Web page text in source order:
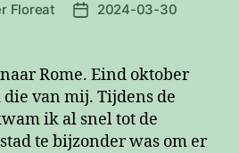
Floreat Berichtdatum
2024-03-30
Rome. Eind oktober
van mij. Tijdens de
ik al snel tot de
te bijzonder was om er